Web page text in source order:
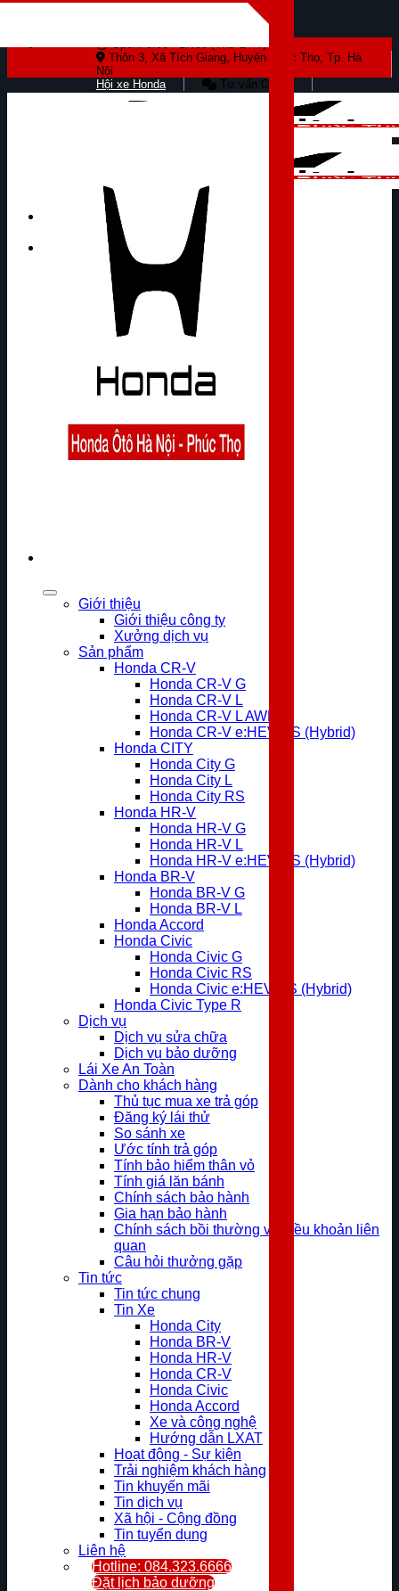
Open: 8:00 - 17:00 (Thứ 2 - 7)
Thôn 3, Xã Tích Giang, Huyện Phúc Thọ, Tp. Hà
Nội
Hội xe Honda
Tư vấn Online
Giới thiệu
Giới thiệu công ty
Xưởng dịch vụ
Sản phẩm
Honda CR-V
Honda CR-V G
Honda CR-V L
Honda CR-V L AWD
Honda CR-V e:HEV RS (Hybrid)
Honda CITY
Honda City G
Honda City L
Honda City RS
Honda HR-V
Honda HR-V G
Honda HR-V L
Honda HR-V e:HEV RS (Hybrid)
Honda BR-V
Honda BR-V G
Honda BR-V L
Honda Accord
Honda Civic
Honda Civic G
Honda Civic RS
Honda Civic e:HEV RS (Hybrid)
Honda Civic Type R
Dịch vụ
Dịch vụ sửa chữa
Dịch vụ bảo dưỡng
Lái Xe An Toàn
Dành cho khách hàng
Thủ tục mua xe trả góp
Đăng ký lái thử
So sánh xe
Ước tính trả góp
Tính bảo hiểm thân vỏ
Tính giá lăn bánh
Chính sách bảo hành
Gia hạn bảo hành
Chính sách bồi thường và điều khoản liên
quan
Câu hỏi thưởng gặp
Tin tức
Tin tức chung
Tin Xe
Honda City
Honda BR-V
Honda HR-V
Honda CR-V
Honda Civic
Honda Accord
Xe và công nghệ
Hướng dẫn LXAT
Hoạt động - Sự kiện
Trải nghiệm khách hàng
Tin khuyến mãi
Tin dịch vụ
Xã hội - Cộng đồng
Tin tuyển dụng
Liên hệ
Hotline: 084.323.6666
Đặt lịch bảo dưỡng